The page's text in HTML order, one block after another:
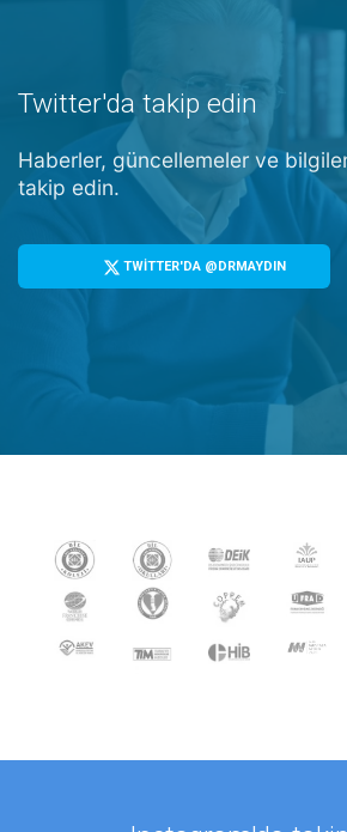
Twitter'da takip edin
Haberler, güncellemeler ve
takip edin.
TWİTTER'DA @DRMAYDIN